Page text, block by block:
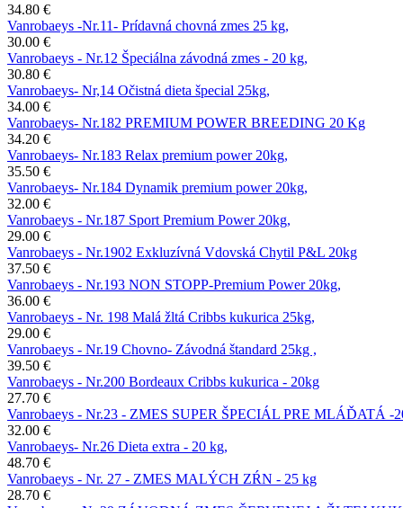
34.80 €
Vanrobaeys -Nr.11- Prídavná chovná zmes 25 kg,
30.00 €
Vanrobaeys - Nr.12 Špeciálna závodná zmes - 20 kg,
30.80 €
Vanrobaeys- Nr,14 Očistná dieta špecial 25kg,
34.00 €
Vanrobaeys- Nr.182 PREMIUM POWER BREEDING 20 Kg
34.20 €
Vanrobaeys- Nr.183 Relax premium power 20kg,
35.50 €
Vanrobaeys- Nr.184 Dynamik premium power 20kg,
32.00 €
Vanrobaeys - Nr.187 Sport Premium Power 20kg,
29.00 €
Vanrobaeys - Nr.1902 Exkluzívná Vdovská Chytil P&L 20kg
37.50 €
Vanrobaeys - Nr.193 NON STOPP-Premium Power 20kg,
36.00 €
Vanrobaeys - Nr. 198 Malá žltá Cribbs kukurica 25kg,
29.00 €
Vanrobaeys - Nr.19 Chovno- Závodná štandard 25kg ,
39.50 €
Vanrobaeys - Nr.200 Bordeaux Cribbs kukurica - 20kg
27.70 €
Vanrobaeys - Nr.23 - ZMES SUPER ŠPECIÁL PRE MLÁĎATÁ -
32.00 €
Vanrobaeys- Nr.26 Dieta extra - 20 kg,
48.70 €
Vanrobaeys - Nr. 27 - ZMES MALÝCH ZŔN - 25 kg
28.70 €